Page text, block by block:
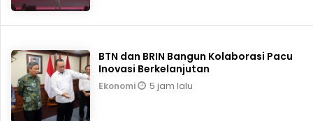
BTN dan BRIN Bangun Kolaborasi Pacu
Inovasi Berkelanjutan
Ekonomi 5 jam lalu